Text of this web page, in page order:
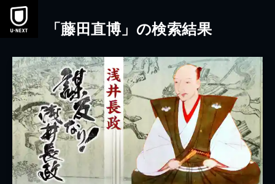
本文へスキップ
「藤田直博」の検索結果